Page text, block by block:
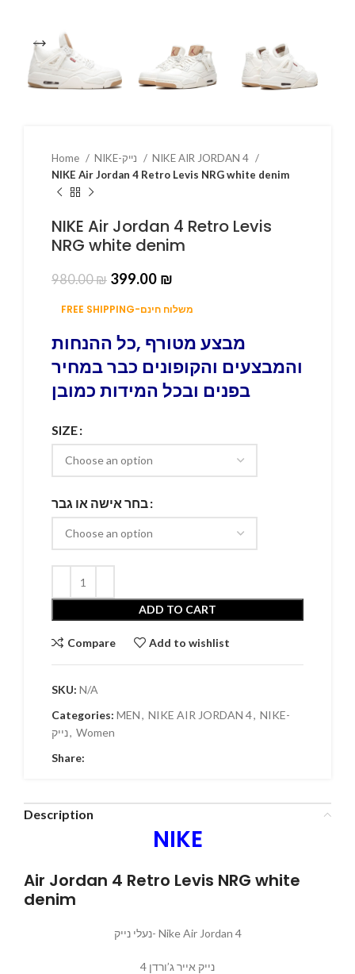
Home
NIKE AIR JORDAN 4
NIKE Air Jordan 4 Retro Levis NRG white denim
NIKE Air Jordan 4 Retro Levis
NRG white denim
980.00₪ 399.00 ₪
FREE SHIPPING-משלוח חינם
מבצע מטורף ,כל ההנחות
והמבצעים והקופונים כבר במחיר
בפנים ובכל המידות כמובן
SIZE
בחר אישה או גבר
ADD TO CART
Compare Add to wishlist
SKU: N/A
Categories: MEN, NIKE AIR JORDAN 4, NIKE-
נייק, Women
Share:
Description
NIKE
Air Jordan 4 Retro Levis NRG white
denim
נעלי נייק- Nike Air Jordan 4
נייק אייר ג’ורדן 4